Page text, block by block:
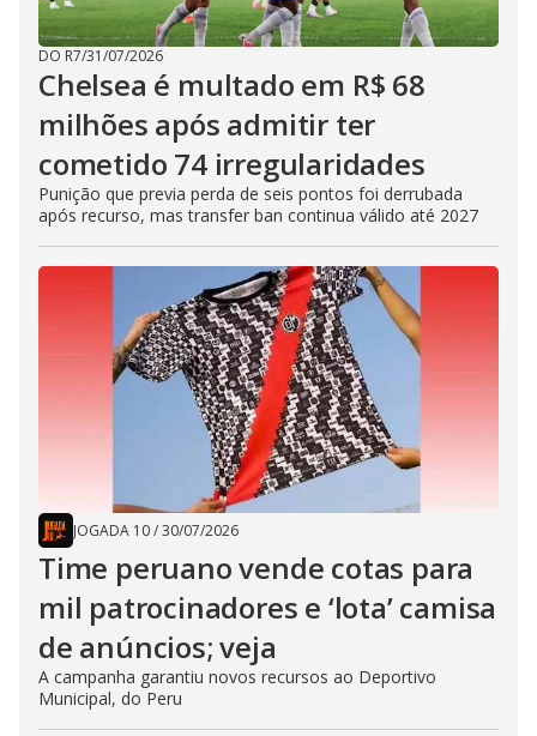
DO R7/31/07/2026
Chelsea é multado em R$ 68
milhões após admitir ter
cometido 74 irregularidades
Punição que previa perda de seis pontos foi derrubada
após recurso, mas transfer ban continua válido até 2027
JOGADA 10/30/07/2026
Time peruano vende cotas para
mil patrocinadores e ‘lota’ camisa
de anúncios; veja
A campanha garantiu novos recursos ao Deportivo
Municipal, do Peru